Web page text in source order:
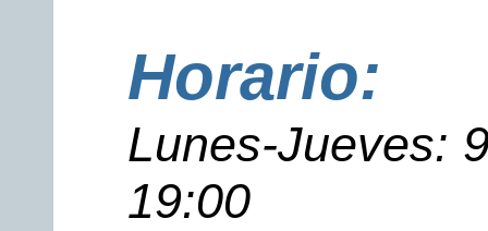
Horario:
Lunes-Jueves:
19:00